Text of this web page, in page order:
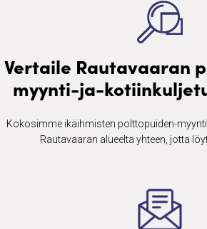
Vertaile Rautavaaran
myynti-ja-
Kokosimme ikäihmisten ​polttopuiden-
Rautavaaran alueelta yhteen, jotta